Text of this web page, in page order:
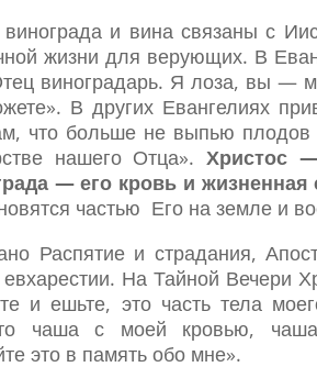
и вина связаны с
жизни для верующих. В
виноградарь. Я лоза, вы —
В других Евангелиях
что больше не выпью плодов
нашего Отца».Христос
— его кровь и жизненная
частью Его на земле и
Распятие и страдания,
На Тайной Вечери
и ешьте, это часть тела
чаша с моей кровью, чаша
это в память обо мне».